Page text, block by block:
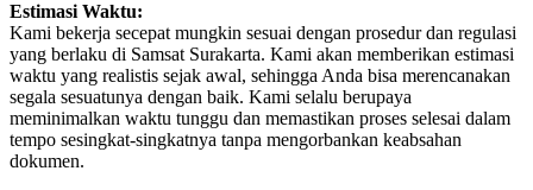
Estimasi Waktu:
Kami bekerja secepat mungkin sesuai dengan prosedur dan regulasi
yang berlaku di Samsat Surakarta. Kami akan memberikan estimasi
waktu yang realistis sejak awal, sehingga Anda bisa merencanakan
segala sesuatunya dengan baik. Kami selalu berupaya
meminimalkan waktu tunggu dan memastikan proses selesai dalam
tempo sesingkat-singkatnya tanpa mengorbankan keabsahan
dokumen.